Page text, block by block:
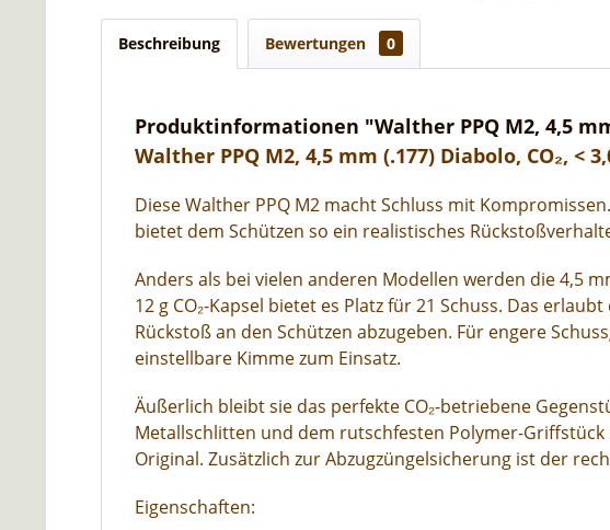
Beschreibung Bewertungen 0
Produktinformationen "Walther PPQ M2, 4,5 mm
Walther PPQ M2, 4,5 mm (.177) Diabolo, CO₂, <
Diese Walther PPQ M2 macht Schluss mit
bietet dem Schützen so ein realistisches
Anders als bei vielen anderen Modellen werden die 4,5
12 g CO₂-Kapsel bietet es Platz für 21 Schuss. Das
Rückstoß an den Schützen abzugeben. Für engere
einstellbare Kimme zum Einsatz.
Äußerlich bleibt sie das perfekte CO₂-betriebene
Metallschlitten und dem rutschfesten Polymer-
Original. Zusätzlich zur Abzugzüngelsicherung ist der
Eigenschaften: